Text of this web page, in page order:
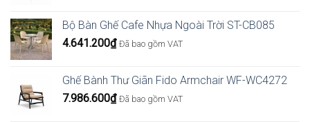
Bộ Bàn Ghế Cafe Nhựa Ngoài Trời ST-CB085
4.641.200₫ Đã bao gồm VAT
Ghế Bành Thư Giãn Fido Armchair WF-WC4272
7.986.600₫ Đã bao gồm VAT